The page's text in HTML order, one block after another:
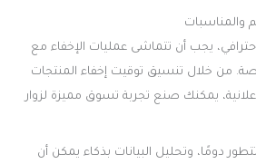
والمناسبات
يجب أن تتماشى عمليات الإخفاء مع
من خلال تنسيق توقيت إخفاء المنتجات
يمكنك صنع تجربة تسوق مميزة لزوار
دومًا، وتحليل البيانات بذكاء يمكن أن